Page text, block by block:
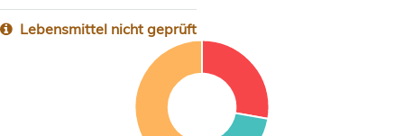
Lebensmittel nicht geprüft